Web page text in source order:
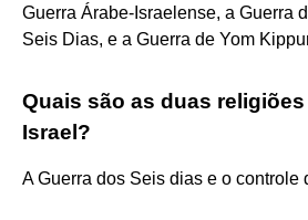
Guerra Árabe-Israelense, a Guerra
Seis Dias, e a Guerra de Yom
Quais são as duas
Israel?
A Guerra dos Seis dias e o controle